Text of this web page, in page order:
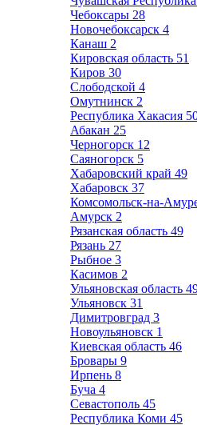
Чебоксары 28
Новочебоксарск 4
Канаш 2
Кировская область 51
Киров 30
Слободской 4
Омутнинск 2
Республика Хакасия
Абакан 25
Черногорск 12
Саяногорск 5
Хабаровский край 49
Хабаровск 37
Комсомольск-на-
Амурск 2
Рязанская область 49
Рязань 27
Рыбное 3
Касимов 2
Ульяновская область
Ульяновск 31
Димитровград 3
Новоульяновск 1
Киевская область 46
Бровары 9
Ирпень 8
Буча 4
Севастополь 45
Республика Коми 45